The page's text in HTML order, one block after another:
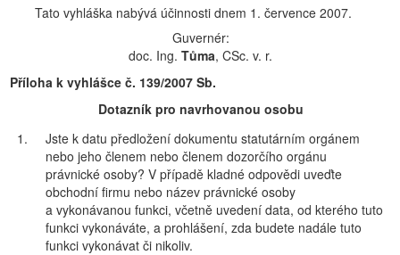
Tato vyhláška nabývá účinnosti dnem 1. července 2007.
Guvernér:
doc. Ing. Tůma, CSc. v. r.
Příloha k vyhlášce č. 139/2007 Sb.
Dotazník pro navrhovanou osobu
1.
Jste k datu předložení dokumentu statutárním orgánem
nebo jeho členem nebo členem dozorčího orgánu
právnické osoby? V případě kladné odpovědi uveďte
obchodní firmu nebo název právnické osoby
a vykonávanou funkci, včetně uvedení data, od kterého tuto
funkci vykonáváte, a prohlášení, zda budete nadále tuto
funkci vykonávat či nikoliv.